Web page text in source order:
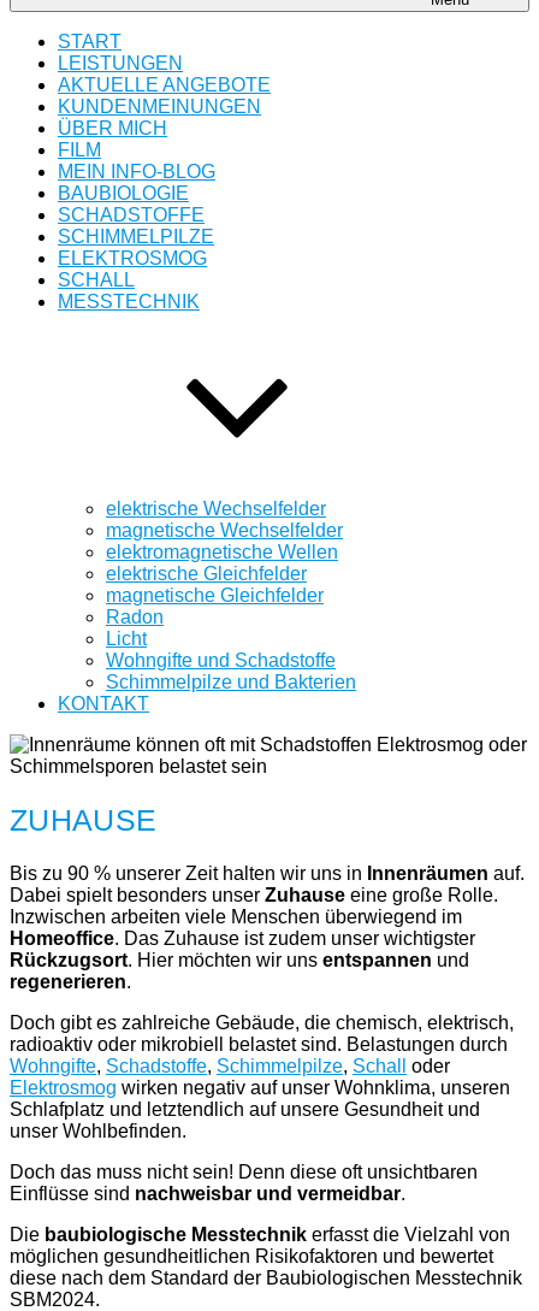
START
LEISTUNGEN
AKTUELLE ANGEBOTE
KUNDENMEINUNGEN
ÜBER MICH
FILM
MEIN INFO-BLOG
BAUBIOLOGIE
SCHADSTOFFE
SCHIMMELPILZE
ELEKTROSMOG
SCHALL
MESSTECHNIK
elektrische Wechselfelder
magnetische Wechselfelder
elektromagnetische Wellen
elektrische Gleichfelder
magnetische Gleichfelder
Radon
Licht
Wohngifte und Schadstoffe
Schimmelpilze und Bakterien
KONTAKT
ZUHAUSE
Bis zu 90 % unserer Zeit halten wir uns in Innenräumen auf.
Dabei spielt besonders unser Zuhause eine große Rolle.
Inzwischen arbeiten viele Menschen überwiegend im
Homeoffice. Das Zuhause ist zudem unser wichtigster
Rückzugsort. Hier möchten wir uns entspannen und
regenerieren.
Doch gibt es zahlreiche Gebäude, die chemisch, elektrisch,
radioaktiv oder mikrobiell belastet sind. Belastungen durch
Wohngifte, Schadstoffe, Schimmelpilze, Schall
oder
Elektrosmog wirken negativ auf unser Wohnklima, unseren
Schlafplatz und letztendlich auf unsere Gesundheit und
unser Wohlbefinden.
Doch das muss nicht sein! Denn diese oft unsichtbaren
Einflüsse sind nachweisbar und vermeidbar.
Die baubiologische Messtechnik erfasst die Vielzahl von
möglichen gesundheitlichen Risikofaktoren und bewertet
diese nach dem Standard der Baubiologischen Messtechnik
SBM2024.